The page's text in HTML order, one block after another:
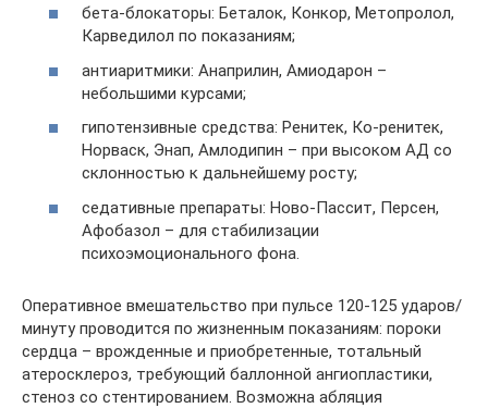
бета-блокаторы: Беталок, Конкор, Метопролол,
Карведилол по показаниям;
антиаритмики: Анаприлин, Амиодарон –
небольшими курсами;
гипотензивные средства: Ренитек, Ко-ренитек,
Норваск, Энап, Амлодипин – при высоком АД со
склонностью к дальнейшему росту;
седативные препараты: Ново-Пассит, Персен,
Афобазол – для стабилизации
психоэмоционального фона.
Оперативное вмешательство при пульсе 120-125 ударов/
минуту проводится по жизненным показаниям: пороки
сердца – врожденные и приобретенные, тотальный
атеросклероз, требующий баллонной ангиопластики,
стеноз со стентированием. Возможна абляция